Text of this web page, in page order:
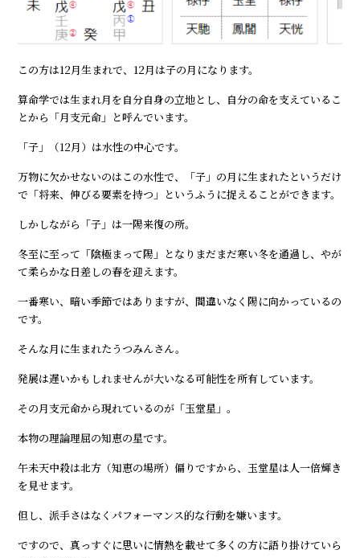
この方は12月生まれで、12月は子の月になります。
算命学では生まれ月を自分自身の立地とし、自分の命を支えているこ
とから「月支元命」と呼んでいます。
「子」（12月）は水性の中心です。
万物に欠かせないのはこの水性で、「子」の月に生まれたというだけ
で「将来、伸びる要素を持つ」というふうに捉えることができます。
しかしながら「子」は一陽来復の所。
冬至に至って「陰極まって陽」となりまだまだ寒い冬を通過し、やが
て柔らかな日差しの春を迎えます。
一番寒い、暗い季節ではありますが、間違いなく陽に向かっているの
です。
そんな月に生まれたうつみんさん。
発展は遅いかもしれませんが大いなる可能性を所有しています。
その月支元命から現れているのが「玉堂星」。
本物の理論理屈の知恵の星です。
午未天中殺は北方（知恵の場所）偏りですから、玉堂星は人一倍輝き
を見せます。
但し、派手さはなくパフォーマンス的な行動を嫌います。
ですので、真っすぐに思いに情熱を載せて多くの方に語り掛けていら